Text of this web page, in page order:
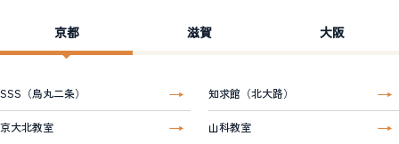
京都 滋賀 大阪
SSS（烏丸二条） 知求館（北大路）
京大北教室 山科教室